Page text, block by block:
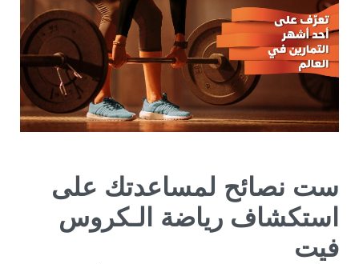
ست نصائح لمساعدتك على
استكشاف رياضة الـكروس
فيت